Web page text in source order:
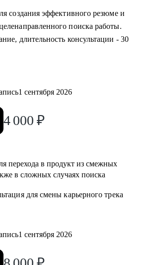
продакта.
из смежных отраслей (маркетинг,
дизайн), переходящим в управление
создания эффективного резюме и
поиска работы.
длительность консультации - 30
1 сентября 2026
4 000 ₽
перехода в продукт из смежныx
в сложных случаях поиска
для смены карьерного трека
1 сентября 2026